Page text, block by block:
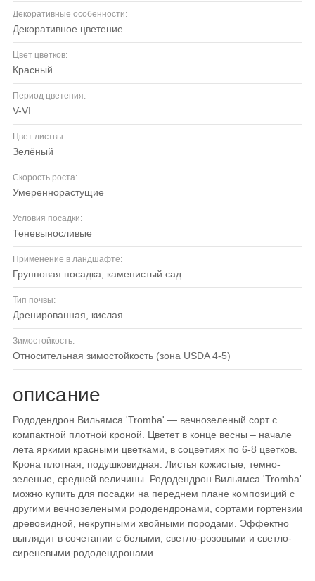
Декоративные особенности:
декоративное цветение
Цвет цветков:
красный
Период цветения:
V-VI
Цвет листвы:
зелёный
Скорость роста:
умереннорастущие
Условия посадки:
теневыносливые
Применение в ландшафте:
групповая посадка, каменистый сад
Тип почвы:
дренированная, кислая
Зимостойкость:
относительная зимостойкость (зона USDA 4-5)
описание
Рододендрон Вильямса 'Tromba' — вечнозеленый сорт с
компактной плотной кроной. Цветет в конце весны – начале
лета яркими красными цветками, в соцветиях по 6-8 цветков.
Крона плотная, подушковидная. Листья кожистые, темно-
зеленые, средней величины. Рододендрон Вильямса 'Tromba'
можно купить для посадки на переднем плане композиций с
другими вечнозелеными рододендронами, сортами гортензии
древовидной, некрупными хвойными породами. Эффектно
выглядит в сочетании с белыми, светло-розовыми и светло-
сиреневыми рододендронами.